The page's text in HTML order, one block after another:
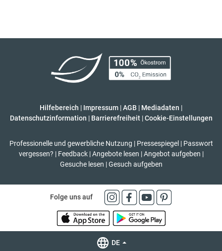
Hilfebereich | Impressum |AGB | Mediadaten |
Datenschutzinformation | Barrierefreiheit | Cookie-Einstellungen
Professionelle und gewerbliche Nutzung | Pressespiegel | Passwort
vergessen? | Feedback | Angebote lesen | Angebot aufgeben |
Gesuche lesen | Gesuch aufgeben
Folge uns auf
DE